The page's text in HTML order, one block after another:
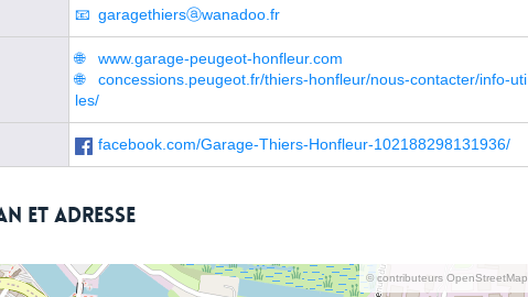
garagethiersⓐwanadoo.fr
www.garage-peugeot-honfleur.com
concessions.peugeot.fr/thiers-honfleur/nous-contacter/info-uti
les/
facebook.com/Garage-Thiers-Honfleur-102188298131936/
et adresse
© contributeurs OpenStreetMap